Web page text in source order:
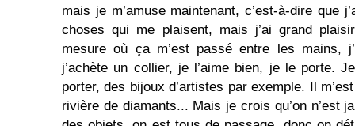
mais je m’amuse maintenant, c’est-à-dire que
choses qui me plaisent, mais j’ai grand
mesure où ça m’est passé entre les mains,
j’achète un collier, je l’aime bien, je le porte.
porter, des bijoux d’artistes par exemple. Il
rivière de diamants... Mais je crois qu’on n’est